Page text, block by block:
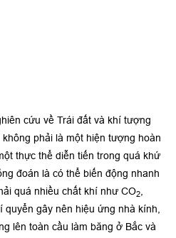
cứu về Trái đất và khí tượng
phải là một hiện tượng hoàn
thực thể diễn tiến trong quá khứ
đoán là có thể biến động nhanh
quá nhiều chất khí như CO2
quyển gây nên hiệu ứng nhà kính,
lên toàn cầu làm băng ở Bắc và